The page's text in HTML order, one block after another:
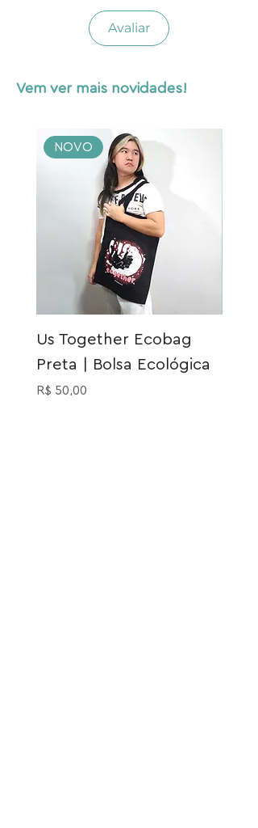
Avaliar
Vem ver mais novidades!
NOVO
Us Together Ecobag
Preta | Bolsa Ecológica
Preço
R$ 50,00